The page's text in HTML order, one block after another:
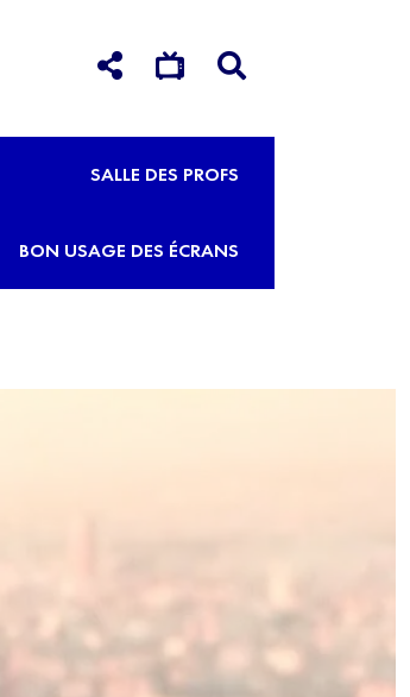
SALLE DES PROFS
BON USAGE DES ÉCRANS